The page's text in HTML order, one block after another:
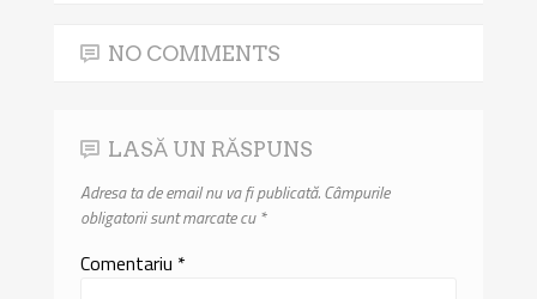
NO COMMENTS
LASĂ UN RĂSPUNS
Adresa ta de email nu va fi publicată.Câmpurile
obligatorii sunt marcate cu*
Comentariu *